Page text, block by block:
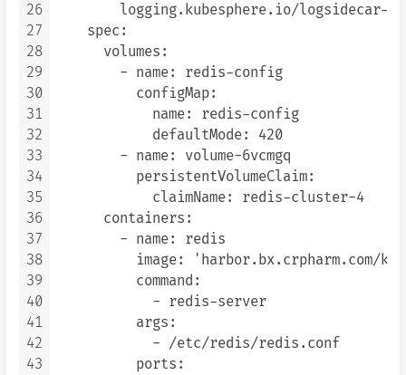
26
27
28
29
30
31
32
33
34
35
36
37
38
39
40
41
42
43
logging.kubesphere.io/logsidecar-
    spec:
      volumes:
        - name: redis-config
          configMap:
            name: redis-config
            defaultMode: 420
        - name: volume-6vcmgq
          persistentVolumeClaim:
            claimName: redis-cluster-4
      containers:
        - name: redis
image: 'harbor.bx.crpharm.com/
          command:
            - redis-server
          args:
            - /etc/redis/redis.conf
          ports: